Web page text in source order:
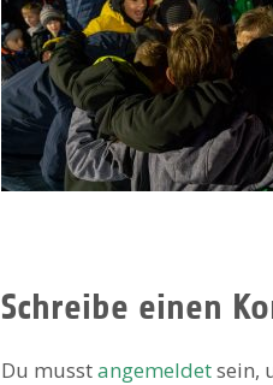
Schreibe einen
Du musstangemeldetsein,